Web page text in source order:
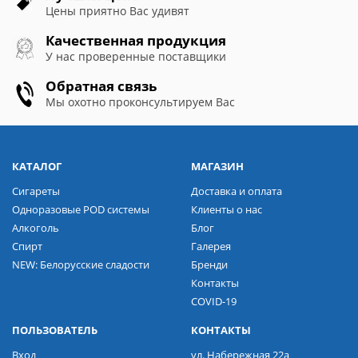
Цены приятно Вас удивят
Качественная продукция
У нас проверенные поставщики
Обратная связь
Мы охотно проконсультируем Вас
КАТАЛОГ
Сигареты
Одноразовые POD системы
Алкоголь
Спирт
NEW: Белорусские сладости
МАГАЗИН
Доставка и оплата
Клиенты о нас
Блог
Галерея
Бренди
Контакты
COVID-19
ПОЛЬЗОВАТЕЛЬ
Вход
КОНТАКТЫ
ул. Набережная 22а